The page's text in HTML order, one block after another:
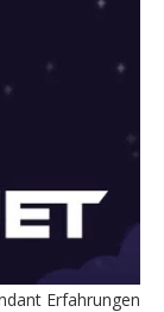
Erfahrungen